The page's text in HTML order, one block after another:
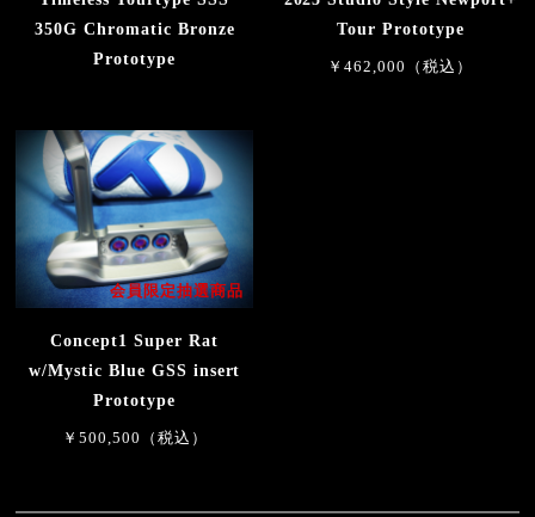
350G Chromatic Bronze
Prototype
Tour Prototype
￥462,000（税込）
会員限定抽選商品
Concept1 Super Rat
w/Mystic Blue GSS insert
Prototype
￥500,500（税込）